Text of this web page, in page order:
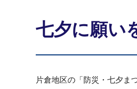
七夕に願い
片倉地区の「防災・七夕ま